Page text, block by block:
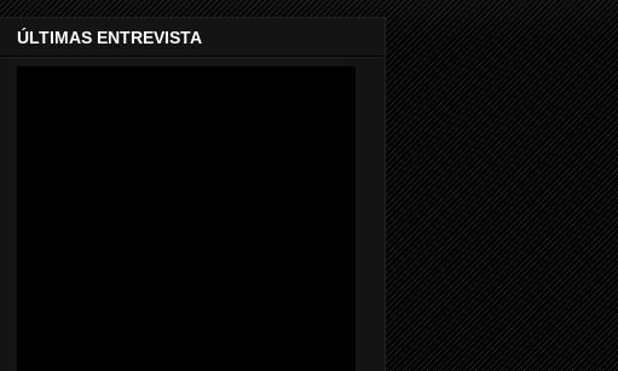
ÚLTIMAS ENTREVISTA